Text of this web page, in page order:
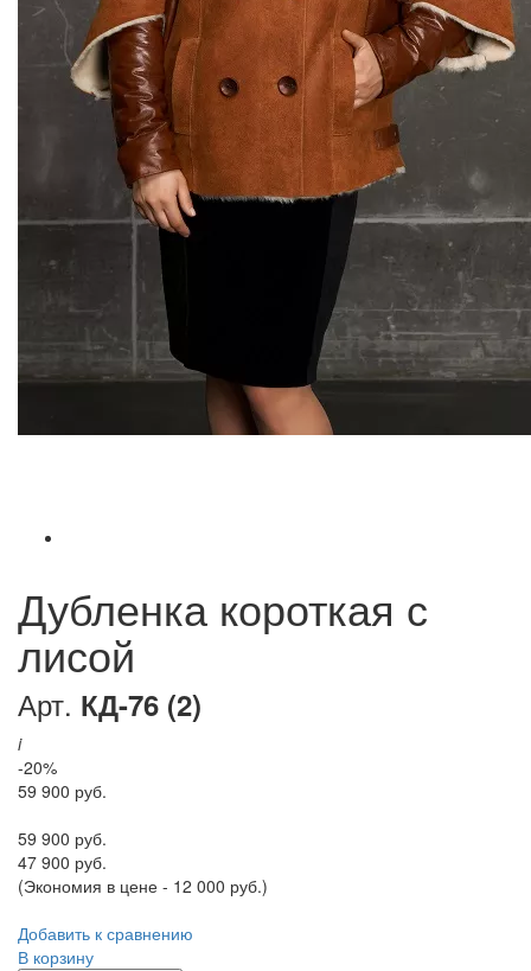
Дубленка короткая с
лисой
Арт. КД-76 (2)
i
-20%
59 900 руб.
59 900 руб.
47 900 руб.
(Экономия в цене - 12 000 руб.)
Добавить к сравнению
В корзину